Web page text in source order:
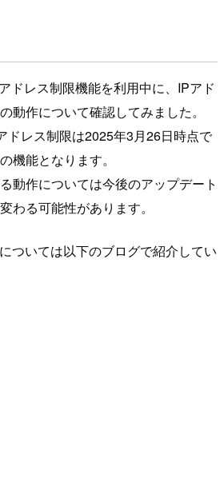
ドレス制限機能を利用中に、IPアド
動作について確認してみました。
ドレス制限は2025年3月26日時点で
機能となります。
動作については今後のアップデート
わる可能性があります。
ついては以下のブログで紹介してい